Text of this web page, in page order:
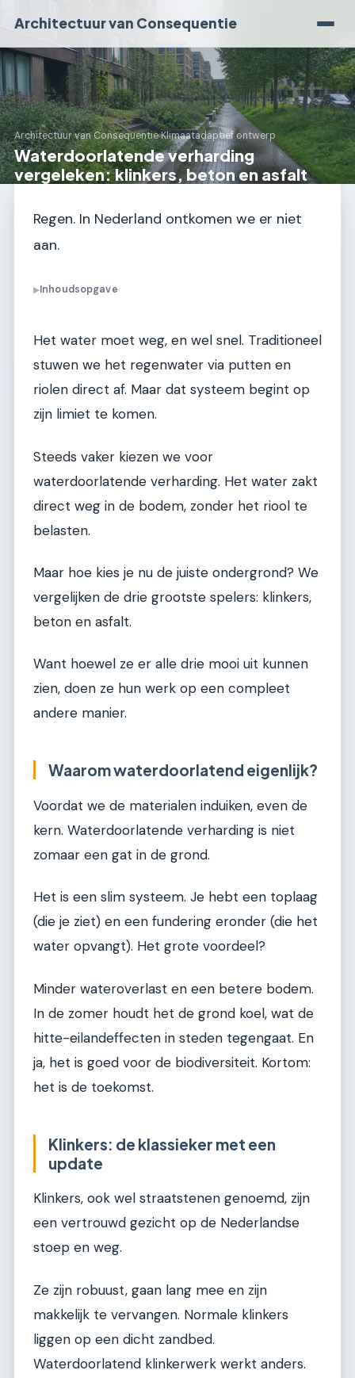
Architectuur van Consequentie
Architectuur van Consequentie›Klimaatadaptief ontwerp
Waterdoorlatende verharding
vergeleken: klinkers, beton en asfalt
Regen. In Nederland ontkomen we er niet
aan.
▶Inhoudsopgave
Het water moet weg, en wel snel. Traditioneel
stuwen we het regenwater via putten en
riolen direct af. Maar dat systeem begint op
zijn limiet te komen.
Steeds vaker kiezen we voor
waterdoorlatende verharding. Het water zakt
direct weg in de bodem, zonder het riool te
belasten.
Maar hoe kies je nu de juiste ondergrond? We
vergelijken de drie grootste spelers: klinkers,
beton en asfalt.
Want hoewel ze er alle drie mooi uit kunnen
zien, doen ze hun werk op een compleet
andere manier.
Waarom waterdoorlatend eigenlijk?
Voordat we de materialen induiken, even de
kern. Waterdoorlatende verharding is niet
zomaar een gat in de grond.
Het is een slim systeem. Je hebt een toplaag
(die je ziet) en een fundering eronder (die het
water opvangt). Het grote voordeel?
Minder wateroverlast en een betere bodem.
In de zomer houdt het de grond koel, wat de
hitte-eilandeffecten in steden tegengaat. En
ja, het is goed voor de biodiversiteit. Kortom:
het is de toekomst.
Klinkers: de klassieker met een
update
Klinkers, ook wel straatstenen genoemd, zijn
een vertrouwd gezicht op de Nederlandse
stoep en weg.
Ze zijn robuust, gaan lang mee en zijn
makkelijk te vervangen. Normale klinkers
liggen op een dicht zandbed.
Waterdoorlatend klinkerwerk werkt anders.